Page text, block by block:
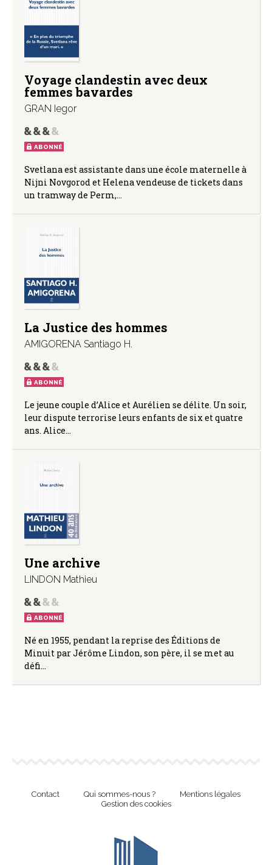
Voyage clandestin avec deux
femmes bavardes
GRAN Iegor
ABONNÉ
Svetlana est assistante dans une école maternelle à
Nijni Novgorod et Helena vendeuse de tickets dans
un tramway de Perm,…
La Justice des hommes
AMIGORENA Santiago H.
ABONNÉ
Le jeune couple d’Alice et Aurélien se délite. Un soir,
leur dispute terrorise leurs enfants de six et quatre
ans. Alice…
Une archive
LINDON Mathieu
ABONNÉ
Né en 1955, pendant la reprise des Éditions de
Minuit par Jérôme Lindon, son père, il se met au
défi…
Contact Qui sommes-nous ?
Mentions légales
Gestion des cookies